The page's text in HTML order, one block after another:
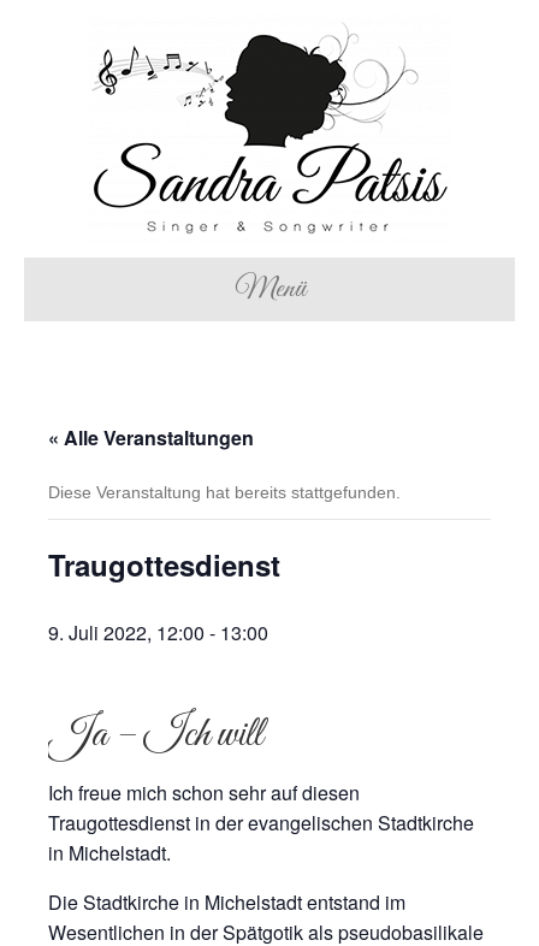
Menü
« Alle Veranstaltungen
Diese Veranstaltung hat bereits stattgefunden.
Traugottesdienst
9. Juli 2022, 12:00 - 13:00
Ja – Ich will
Ich freue mich schon sehr auf diesen
Traugottesdienst in der evangelischen Stadtkirche
in Michelstadt.
Die Stadtkirche in Michelstadt entstand im
Wesentlichen in der Spätgotik als pseudobasilikale